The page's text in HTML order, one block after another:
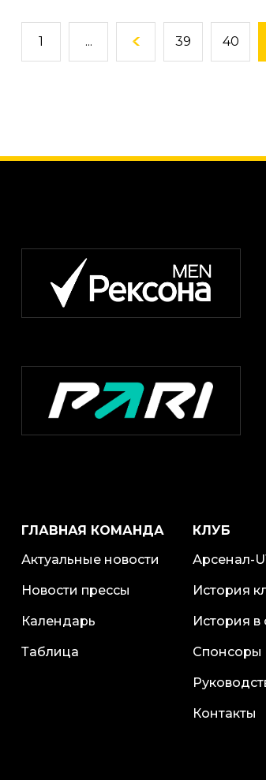
1 ... 39 40
ГЛАВНАЯ КОМАНДА
Актуальные новости
Новости прессы
Календарь
Таблица
КЛУБ
Арсенал-
История
История в
Спонсоры
Контакты